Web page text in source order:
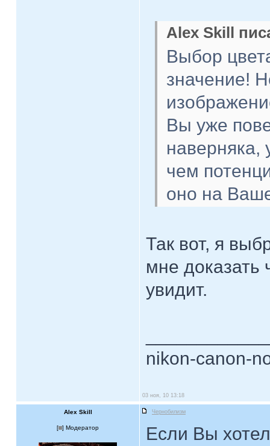
Alex Skill
Выбор
значение!
Вы уже
наверняка,
чем
оно на
Так вот, я
мне доказать
увидит.
nikon-canon-
03 ноя, 10 13:18
Alex Skill Чернобилизм
[ ] Модератор
Если Вы